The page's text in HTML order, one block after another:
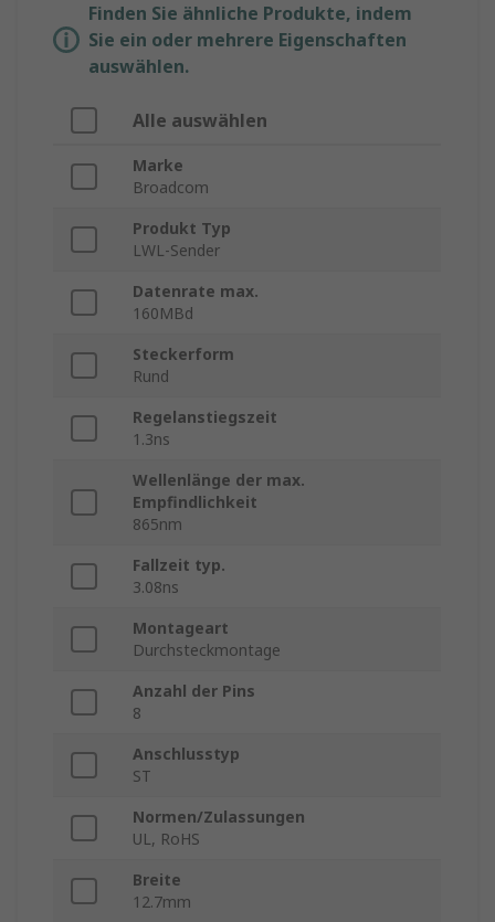
Finden Sie ähnliche Produkte, indem
Sie ein oder mehrere Eigenschaften
auswählen.
Alle auswählen
Marke
Broadcom
Produkt Typ
LWL-Sender
Datenrate max.
160MBd
Steckerform
Rund
Regelanstiegszeit
1.3ns
Wellenlänge der max.
Empfindlichkeit
865nm
Fallzeit typ.
3.08ns
Montageart
Durchsteckmontage
Anzahl der Pins
8
Anschlusstyp
ST
Normen/Zulassungen
UL, RoHS
Breite
12.7mm